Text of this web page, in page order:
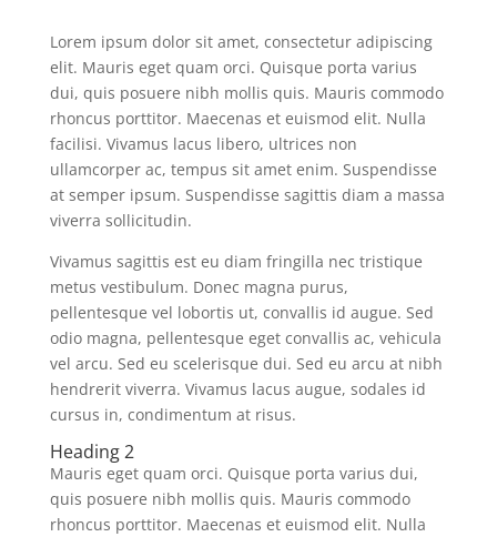
Lorem ipsum dolor sit amet, consectetur adipiscing
elit. Mauris eget quam orci. Quisque porta varius
dui, quis posuere nibh mollis quis. Mauris commodo
rhoncus porttitor. Maecenas et euismod elit. Nulla
facilisi. Vivamus lacus libero, ultrices non
ullamcorper ac, tempus sit amet enim. Suspendisse
at semper ipsum. Suspendisse sagittis diam a massa
viverra sollicitudin.
Vivamus sagittis est eu diam fringilla nec tristique
metus vestibulum. Donec magna purus,
pellentesque vel lobortis ut, convallis id augue. Sed
odio magna, pellentesque eget convallis ac, vehicula
vel arcu. Sed eu scelerisque dui. Sed eu arcu at nibh
hendrerit viverra. Vivamus lacus augue, sodales id
cursus in, condimentum at risus.
Heading 2
Mauris eget quam orci. Quisque porta varius dui,
quis posuere nibh mollis quis. Mauris commodo
rhoncus porttitor. Maecenas et euismod elit. Nulla